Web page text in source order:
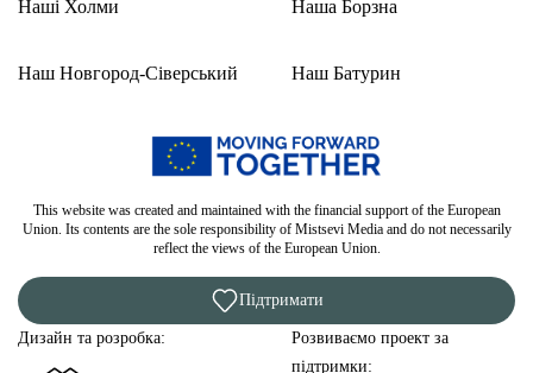
Наші Холми
Наш Новгород-Сіверський
Наша Борзна
Наш Батурин
This website was created and maintained with the financial support of the European
Union. Its contents are the sole responsibility of Mistsevi Media and do not necessarily
reflect the views of the European Union.
Підтримати
Дизайн та розробка:
Розвиваємо проект за
підтримки: